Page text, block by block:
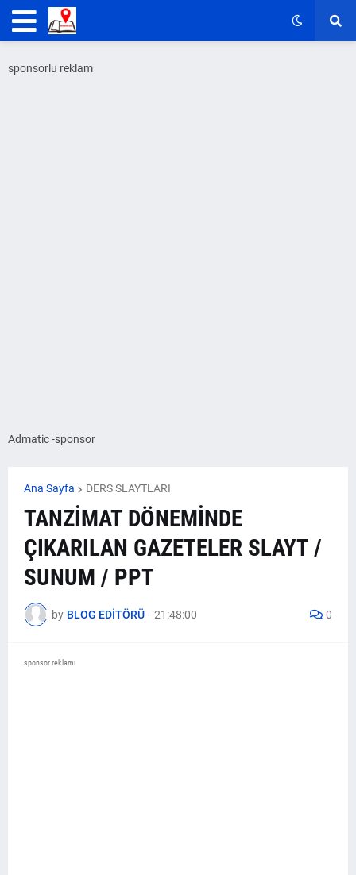
sponsorlu reklam
Admatic -sponsor
Ana Sayfa DERS SLAYTLARI
TANZİMAT DÖNEMİNDE
ÇIKARILAN GAZETELER SLAYT /
SUNUM / PPT
by BLOG EDİTÖRÜ - 21:48:00 0
sponsor reklamı